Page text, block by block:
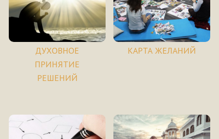
ДУХОВНОЕ
ПРИНЯТИЕ
РЕШЕНИЙ
КАРТА ЖЕЛАНИЙ